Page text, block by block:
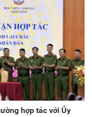
hợp tác với Ủy